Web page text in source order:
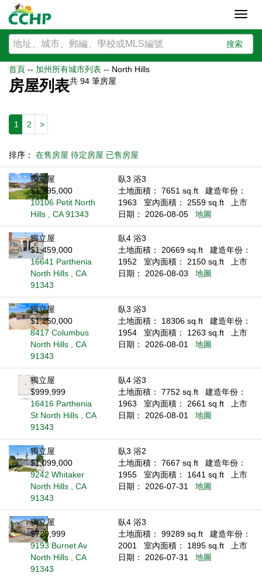
搜索
首頁 -- 加州所有城市列表 -- North Hills
房屋列表共 94 筆房屋
1 2 >
排序： 在售房屋 待定房屋 已售房屋
獨立屋
$1,295,000
10106 Petit North
Hills , CA 91343
臥3 浴3
土地面積： 7651 sq.ft
建造年份：
1963
室內面積： 2559 sq.ft
上市
日期： 2026-08-05
地圖
獨立屋
$1,459,000
16641 Parthenia
North Hills , CA
91343
臥4 浴3
土地面積： 20669 sq.ft
建造年份：
1952
室內面積： 2150 sq.ft
上市
日期： 2026-08-03
地圖
獨立屋
$1,250,000
8417 Columbus
North Hills , CA
91343
臥3 浴3
土地面積： 18306 sq.ft
建造年份：
1954
室內面積： 1263 sq.ft
上市
日期： 2026-08-01
地圖
獨立屋
$999,999
16416 Parthenia
St North Hills , CA
91343
臥4 浴3
土地面積： 7752 sq.ft
建造年份：
1963
室內面積： 2661 sq.ft
上市
日期： 2026-08-01
地圖
獨立屋
$1,099,000
9242 Whitaker
North Hills , CA
91343
臥3 浴2
土地面積： 7667 sq.ft
建造年份：
1955
室內面積： 1641 sq.ft
上市
日期： 2026-07-31
地圖
獨立屋
$729,999
9193 Burnet Av
North Hills , CA
91343
臥4 浴3
土地面積： 99289 sq.ft
建造年份：
2001
室內面積： 1895 sq.ft
上市
日期： 2026-07-31
地圖